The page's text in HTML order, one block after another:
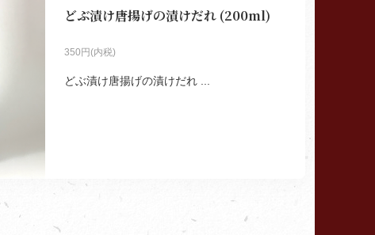
どぶ漬け唐揚げの漬けだれ (200ml)
350円(内税)
どぶ漬け唐揚げの漬けだれ ...